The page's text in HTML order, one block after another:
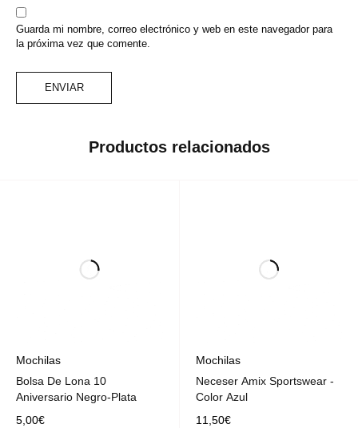
Guarda mi nombre, correo electrónico y web en este navegador para
la próxima vez que comente.
Productos relacionados
Mochilas
Bolsa De Lona 10
Aniversario Negro-Plata
5,00€
Mochilas
Neceser Amix Sportswear -
Color Azul
11,50€